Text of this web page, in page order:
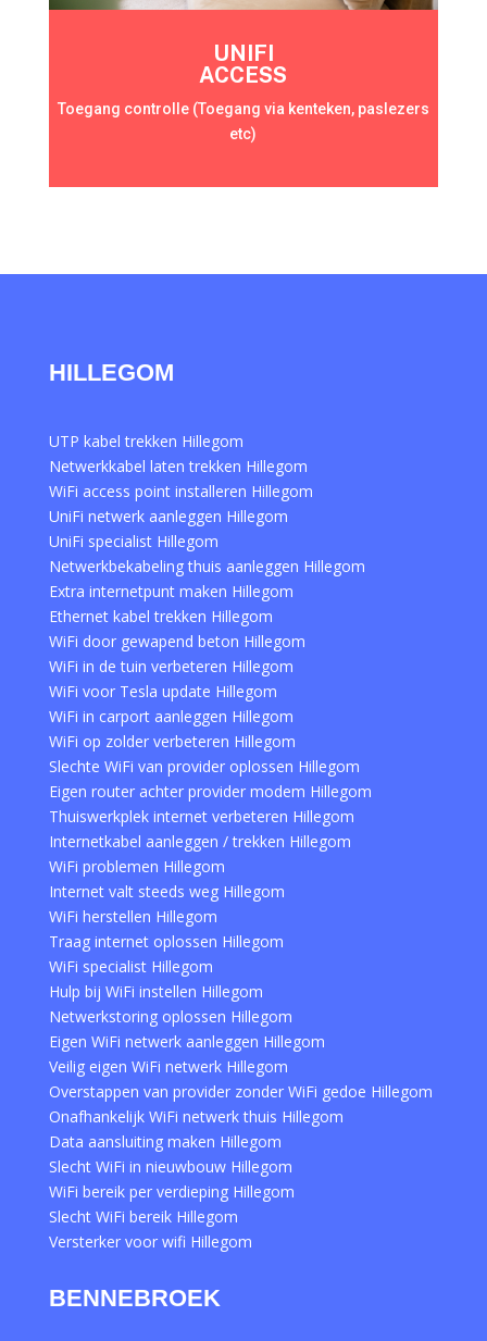
UNIFI
ACCESS
Toegang controlle (Toegang via kenteken, paslezers
etc)
HILLEGOM
UTP kabel trekken Hillegom
Netwerkkabel laten trekken Hillegom
WiFi access point installeren Hillegom
UniFi netwerk aanleggen Hillegom
UniFi specialist Hillegom
Netwerkbekabeling thuis aanleggen Hillegom
Extra internetpunt maken Hillegom
Ethernet kabel trekken Hillegom
WiFi door gewapend beton Hillegom
WiFi in de tuin verbeteren Hillegom
WiFi voor Tesla update Hillegom
WiFi in carport aanleggen Hillegom
WiFi op zolder verbeteren Hillegom
Slechte WiFi van provider oplossen Hillegom
Eigen router achter provider modem Hillegom
Thuiswerkplek internet verbeteren Hillegom
Internetkabel aanleggen / trekken Hillegom
WiFi problemen Hillegom
Internet valt steeds weg Hillegom
WiFi herstellen Hillegom
Traag internet oplossen Hillegom
WiFi specialist Hillegom
Hulp bij WiFi instellen Hillegom
Netwerkstoring oplossen Hillegom
Eigen WiFi netwerk aanleggen Hillegom
Veilig eigen WiFi netwerk Hillegom
Overstappen van provider zonder WiFi gedoe Hillegom
Onafhankelijk WiFi netwerk thuis Hillegom
Data aansluiting maken Hillegom
Slecht WiFi in nieuwbouw Hillegom
WiFi bereik per verdieping Hillegom
Slecht WiFi bereik Hillegom
Versterker voor wifi Hillegom
BENNEBROEK